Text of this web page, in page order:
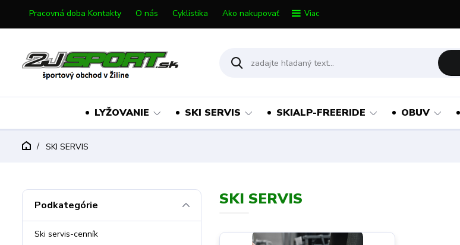
Pracovná doba Kontakty O nás Cyklistika Ako nakupovať Viac
LYŽOVANIE SKI SERVIS SKIALP-FREERIDE OBUV
SKI SERVIS
SKI SERVIS
Podkategórie
Ski servis-cenník